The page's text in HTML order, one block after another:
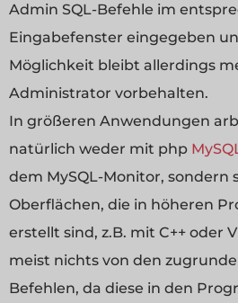
Admin SQL-Befehle im
Eingabefenster eingegeben
Möglichkeit bleibt allerdings
Administrator vorbehalten.
In größeren Anwendungen
natürlich weder mit php
dem MySQL-Monitor, sondern
Oberflächen, die in höheren
erstellt sind, z.B. mit C++ oder
meist nichts von den
Befehlen, da diese in den